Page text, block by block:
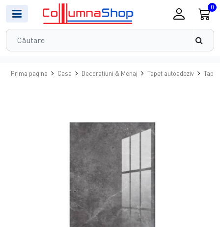
0
Prima pagina Casa Decoratiuni & Menaj Tapet autoadeziv